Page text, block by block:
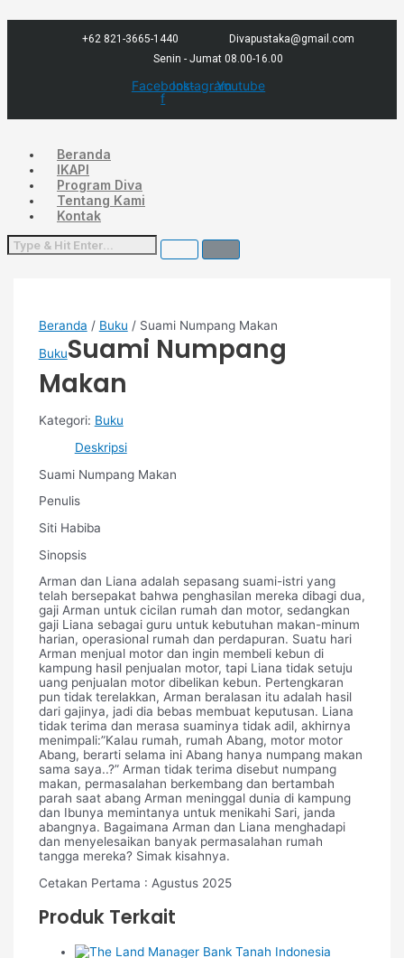
ke
+62 821-3665-1440
Divapustaka@gmail.com
Senin - Jumat 08.00-16.00
Facebook-
f
InstagramYoutube
Beranda
IKAPI
Program Diva
Tentang Kami
Kontak
Beranda / Buku / Suami Numpang Makan
BukuSuami Numpang
Makan
Kategori: Buku
Deskripsi
Suami Numpang Makan
Penulis
Siti Habiba
Sinopsis
Arman dan Liana adalah sepasang suami-istri yang
telah bersepakat bahwa penghasilan mereka dibagi dua,
gaji Arman untuk cicilan rumah dan motor, sedangkan
gaji Liana sebagai guru untuk kebutuhan makan-minum
harian, operasional rumah dan perdapuran. Suatu hari
Arman menjual motor dan ingin membeli kebun di
kampung hasil penjualan motor, tapi Liana tidak setuju
uang penjualan motor dibelikan kebun. Pertengkaran
pun tidak terelakkan, Arman beralasan itu adalah hasil
dari gajinya, jadi dia bebas membuat keputusan. Liana
tidak terima dan merasa suaminya tidak adil, akhirnya
menimpali:”Kalau rumah, rumah Abang, motor motor
Abang, berarti selama ini Abang hanya numpang makan
sama saya..?” Arman tidak terima disebut numpang
makan, permasalahan berkembang dan bertambah
parah saat abang Arman meninggal dunia di kampung
dan Ibunya memintanya untuk menikahi Sari, janda
abangnya. Bagaimana Arman dan Liana menghadapi
dan menyelesaikan banyak permasalahan rumah
tangga mereka? Simak kisahnya.
Cetakan Pertama : Agustus 2025
Produk Terkait